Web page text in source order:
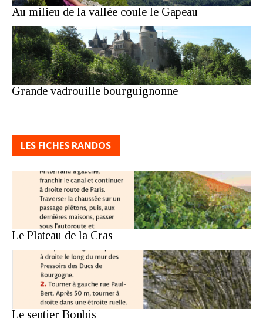
Au milieu de la vallée coule le Gapeau
Grande vadrouille bourguignonne
LES FICHES RANDOS
Le Plateau de la Cras
Le sentier Bonbis